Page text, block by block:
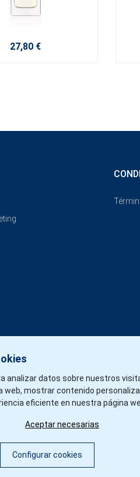
27,80 €
analizar datos sobre nuestros
web, mostrar contenido
eficiente en nuestra página
Aceptar necesarias
Configurar cookies